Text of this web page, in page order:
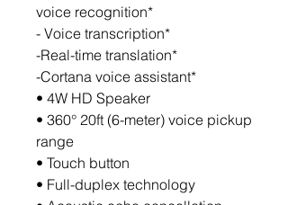
voice recognition*
- Voice transcription*
-Real-time translation*
-Cortana voice assistant*
• 4W HD Speaker
• 360° 20ft (6-meter) voice pickup
range
• Touch button
• Full-duplex technology